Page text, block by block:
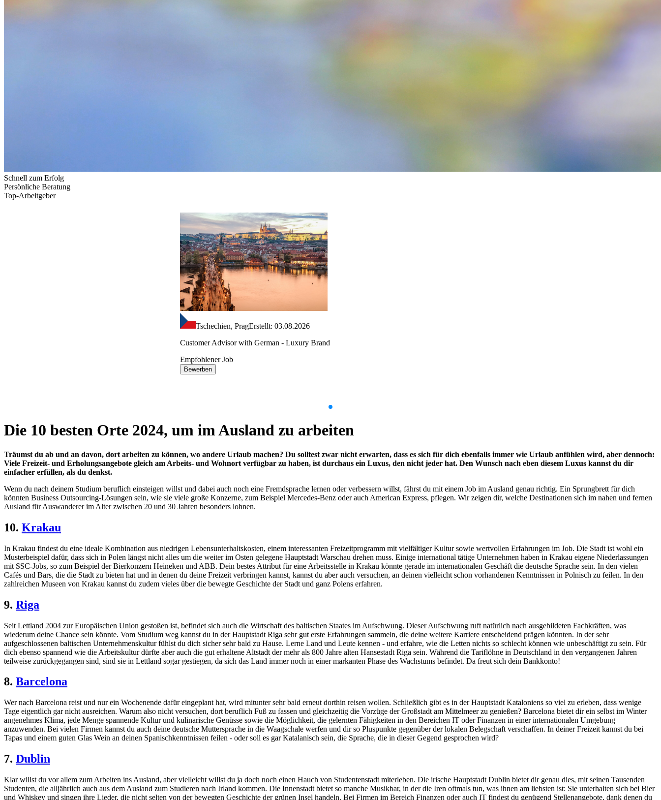
Schnell zum Erfolg
Persönliche Beratung
Top-Arbeitgeber
Tschechien, PragErstellt: 03.08.2026
Customer Advisor with German - Luxury Brand
Empfohlener Job
Bewerben
1
Die 10 besten Orte 2024, um im Ausland zu arbeiten
Träumst du ab und an davon, dort arbeiten zu können, wo andere Urlaub machen? Du solltest zwar nicht erwarten, dass es sich für dich ebenfalls immer wie Urlaub anfühlen wird, aber dennoch:
Viele Freizeit- und Erholungsangebote gleich am Arbeits- und Wohnort verfügbar zu haben, ist durchaus ein Luxus, den nicht jeder hat. Den Wunsch nach eben diesem Luxus kannst du dir
einfacher erfüllen, als du denkst.
Wenn du nach deinem Studium beruflich einsteigen willst und dabei auch noch eine Fremdsprache lernen oder verbessern willst, fährst du mit einem Job im Ausland genau richtig. Ein Sprungbrett für dich
könnten Business Outsourcing-Lösungen sein, wie sie viele große Konzerne, zum Beispiel Mercedes-Benz oder auch American Express, pflegen. Wir zeigen dir, welche Destinationen sich im nahen und fernen
Ausland für Auswanderer im Alter zwischen 20 und 30 Jahren besonders lohnen.
10. Krakau
In Krakau findest du eine ideale Kombination aus niedrigen Lebensunterhaltskosten, einem interessanten Freizeitprogramm mit vielfältiger Kultur sowie wertvollen Erfahrungen im Job. Die Stadt ist wohl ein
Musterbeispiel dafür, dass sich in Polen längst nicht alles um die weiter im Osten gelegene Hauptstadt Warschau drehen muss. Einige international tätige Unternehmen haben in Krakau eigene Niederlassungen
mit SSC-Jobs, so zum Beispiel der Bierkonzern Heineken und ABB. Dein bestes Attribut für eine Arbeitsstelle in Krakau könnte gerade im internationalen Geschäft die deutsche Sprache sein. In den vielen
Cafés und Bars, die die Stadt zu bieten hat und in denen du deine Freizeit verbringen kannst, kannst du aber auch versuchen, an deinen vielleicht schon vorhandenen Kenntnissen in Polnisch zu feilen. In den
zahlreichen Museen von Krakau kannst du zudem vieles über die bewegte Geschichte der Stadt und ganz Polens erfahren.
9. Riga
Seit Lettland 2004 zur Europäischen Union gestoßen ist, befindet sich auch die Wirtschaft des baltischen Staates im Aufschwung. Dieser Aufschwung ruft natürlich nach ausgebildeten Fachkräften, was
wiederum deine Chance sein könnte. Vom Studium weg kannst du in der Hauptstadt Riga sehr gut erste Erfahrungen sammeln, die deine weitere Karriere entscheidend prägen könnten. In der sehr
aufgeschlossenen baltischen Unternehmenskultur fühlst du dich sicher sehr bald zu Hause. Lerne Land und Leute kennen - und erfahre, wie die Letten nichts so schlecht können wie unbeschäftigt zu sein. Für
dich ebenso spannend wie die Arbeitskultur dürfte aber auch die gut erhaltene Altstadt der mehr als 800 Jahre alten Hansestadt Riga sein. Während die Tariflöhne in Deutschland in den vergangenen Jahren
teilweise zurückgegangen sind, sind sie in Lettland sogar gestiegen, da sich das Land immer noch in einer markanten Phase des Wachstums befindet. Da freut sich dein Bankkonto!
8. Barcelona
Wer nach Barcelona reist und nur ein Wochenende dafür eingeplant hat, wird mitunter sehr bald erneut dorthin reisen wollen. Schließlich gibt es in der Hauptstadt Kataloniens so viel zu erleben, dass wenige
Tage eigentlich gar nicht ausreichen. Warum also nicht versuchen, dort beruflich Fuß zu fassen und gleichzeitig die Vorzüge der Großstadt am Mittelmeer zu genießen? Barcelona bietet dir ein selbst im Winter
angenehmes Klima, jede Menge spannende Kultur und kulinarische Genüsse sowie die Möglichkeit, die gelernten Fähigkeiten in den Bereichen IT oder Finanzen in einer internationalen Umgebung
anzuwenden. Bei vielen Firmen kannst du auch deine deutsche Muttersprache in die Waagschale werfen und dir so Pluspunkte gegenüber der lokalen Belegschaft verschaffen. In deiner Freizeit kannst du bei
Tapas und einem guten Glas Wein an deinen Spanischkenntnissen feilen - oder soll es gar Katalanisch sein, die Sprache, die in dieser Gegend gesprochen wird?
7. Dublin
Klar willst du vor allem zum Arbeiten ins Ausland, aber vielleicht willst du ja doch noch einen Hauch von Studentenstadt miterleben. Die irische Hauptstadt Dublin bietet dir genau dies, mit seinen Tausenden
Studenten, die alljährlich auch aus dem Ausland zum Studieren nach Irland kommen. Die Innenstadt bietet so manche Musikbar, in der die Iren oftmals tun, was ihnen am liebsten ist: Sie unterhalten sich bei Bier
und Whiskey und singen ihre Lieder, die nicht selten von der bewegten Geschichte der grünen Insel handeln. Bei Firmen im Bereich Finanzen oder auch IT findest du genügend Stellenangebote, dank denen du